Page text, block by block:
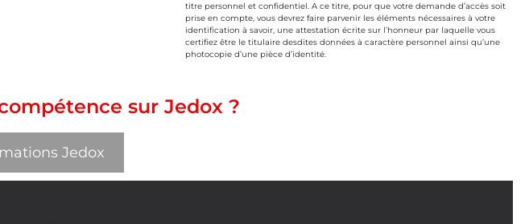
titre personnel et confidentiel. A ce titre, pour que votre demande d’accès soit
prise en compte, vous devrez faire parvenir les éléments nécessaires à votre
identification à savoir, une attestation écrite sur l’honneur par laquelle vous
certifiez être le titulaire desdites données à caractère personnel ainsi qu’une
photocopie d’une pièce d’identité.
sur Jedox ?
Jedox